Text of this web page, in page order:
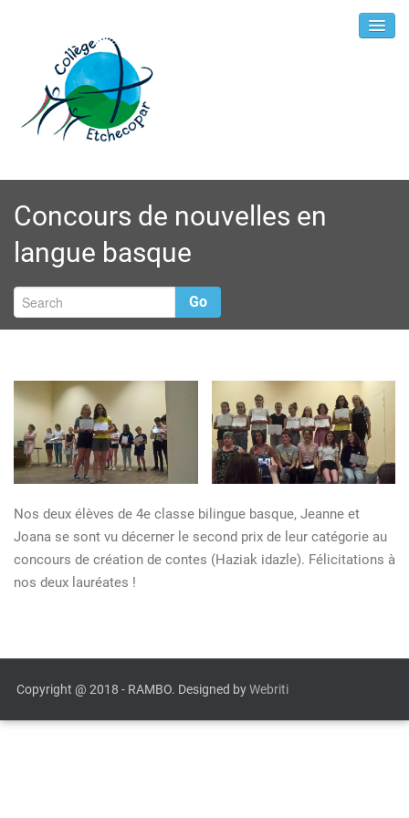
Concours de nouvelles en
langue basque
Go
Nos deux élèves de 4e classe bilingue basque, Jeanne et
Joana se sont vu décerner le second prix de leur catégorie au
concours de création de contes (Haziak idazle). Félicitations à
nos deux lauréates !
Copyright @ 2018 - RAMBO. Designed byWebriti